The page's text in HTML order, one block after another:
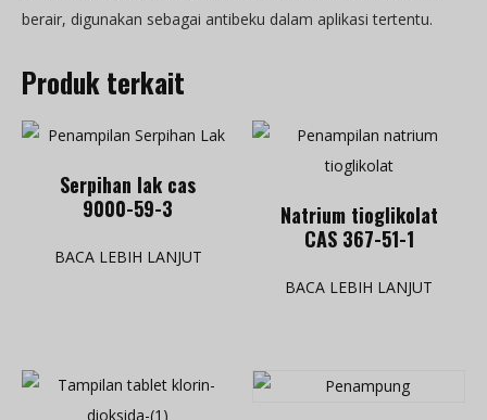
berair, digunakan sebagai antibeku dalam aplikasi tertentu.
Produk terkait
Serpihan lak cas
9000-59-3
BACA LEBIH LANJUT
Natrium tioglikolat
CAS 367-51-1
BACA LEBIH LANJUT